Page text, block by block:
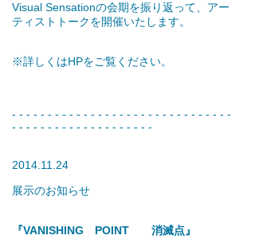
Visual Sensationの会期を振り返って、アー
ティストトークを開催いたします。
※詳しくはHPをご覧ください。
- - - - - - - - - - - - - - - - - - - - - - - - - - - - - - -
- - - - - - - - - - - - - - - - - - - -
2014.11.24
展示のお知らせ
『VANISHING POINT 消滅点』